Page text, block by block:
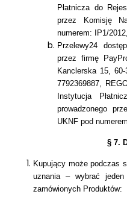
Płatnicza do
przez Komisję
numerem: IP1/2012,
Przelewy24
przez firmę
Kanclerska 15,
7792369887,
Instytucja
prowadzonego
UKNF pod
§ 7.
Kupujący może podczas
uznania – wybrać
zamówionych Produktów: